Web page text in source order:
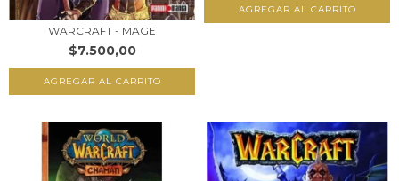
WARCRAFT - MAGE
$7.500,00